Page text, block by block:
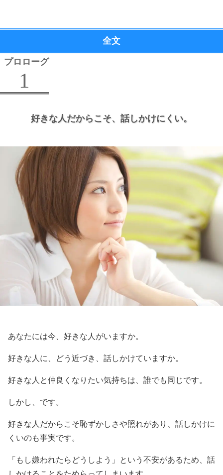
全文
プロローグ
1
好きな人だからこそ、 話しかけにくい。
あなたには今、好きな人がいますか。
好きな人に、どう近づき、話しかけていますか。
好きな人と仲良くなりたい気持ちは、誰でも同じです。
しかし、です。
好きな人だからこそ恥ずかしさや照れがあり、話しかけに
くいのも事実です。
「もし嫌われたらどうしよう」という不安があるため、話